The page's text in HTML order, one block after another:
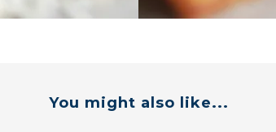
You might also like...